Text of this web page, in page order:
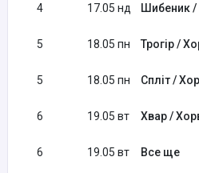
4 17.05 нд Шибеник /
5 18.05 пн Трогір /
5 18.05 пн Спліт /
6 19.05 вт Хвар /
6 19.05 вт Все ще